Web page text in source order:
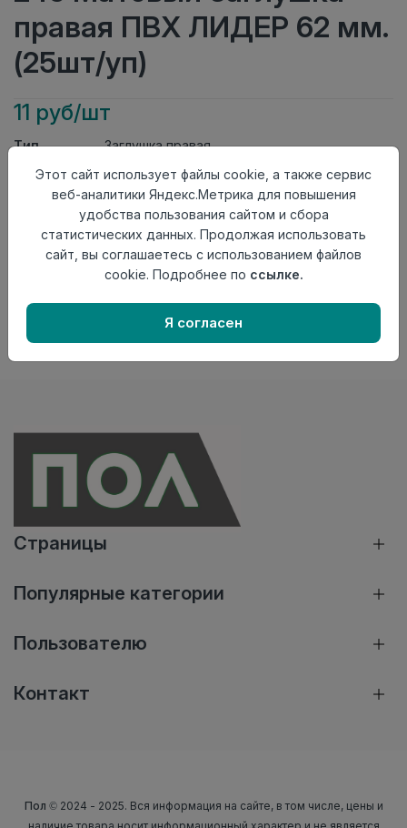
правая ПВХ ЛИДЕР 62 мм.
(25шт/уп)
11 руб/шт
Тип
Заглушка правая
Осталось134 шт
Добавить в корзину
Внимание! Внешний вид товара может отличаться от
представленного на настоящем сайте. Проверяйте
наличие необходимых характеристик и комплектации
в момент приобретения товара.
Страницы
Популярные категории
Пользователю
Контакт
Пол © 2024 - 2025. Вся информация на сайте, в том числе, цены и
Этот сайт использует файлы cookie, а также сервис
веб-аналитики Яндекс.Метрика для повышения
удобства пользования сайтом и сбора
статистических данных. Продолжая использовать
сайт, вы соглашаетесь с использованием файлов
cookie. Подробнее по ссылке.
Я согласен